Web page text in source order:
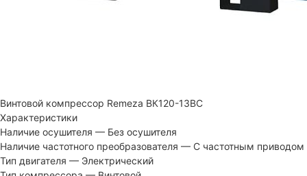
Винтовой компрессор Remeza ВК120-13ВС
Характеристики
Наличие осушителя — Без осушителя
Наличие частотного преобразователя — С частотным приводом
Тип двигателя — Электрический